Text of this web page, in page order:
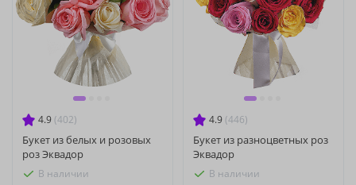
4.9 (402)
Букет из белых и розовых
роз Эквадор
В наличии
4.9 (446)
Букет из разноцветных роз
Эквадор
В наличии